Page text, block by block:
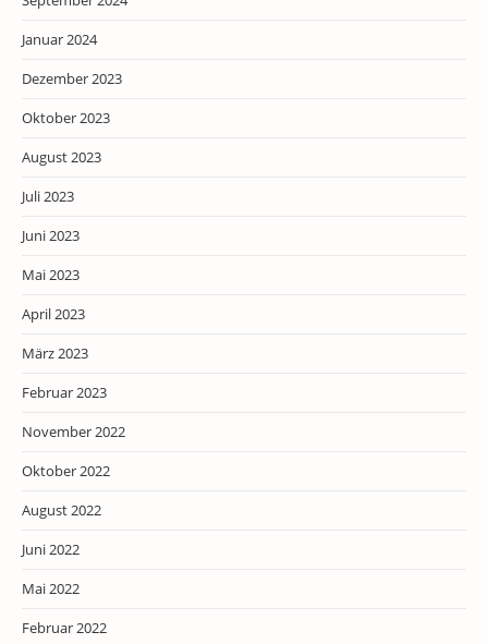
Januar 2024
Dezember 2023
Oktober 2023
August 2023
Juli 2023
Juni 2023
Mai 2023
April 2023
März 2023
Februar 2023
November 2022
Oktober 2022
August 2022
Juni 2022
Mai 2022
Februar 2022